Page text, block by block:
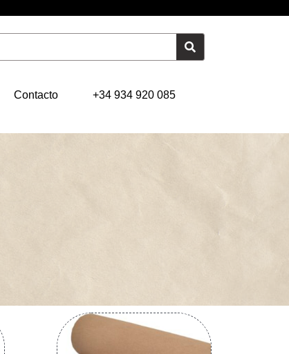
Contacto +34 934 920 085